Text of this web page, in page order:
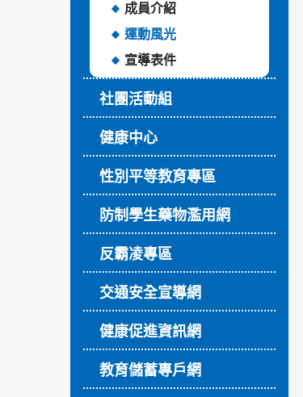
成員介紹
運動風光
宣導表件
社團活動組
健康中心
性別平等教育專區
防制學生藥物濫用網
反霸凌專區
交通安全宣導網
健康促進資訊網
教育儲蓄專戶網